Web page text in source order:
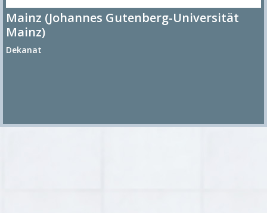
Mainz (Johannes Gutenberg-Universität
Mainz)
Dekanat